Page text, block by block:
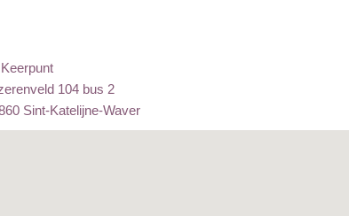
Keerpunt
104 bus 2
Sint-Katelijne-Waver